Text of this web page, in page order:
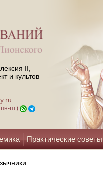
II,
и культов
пт)
Практические советы